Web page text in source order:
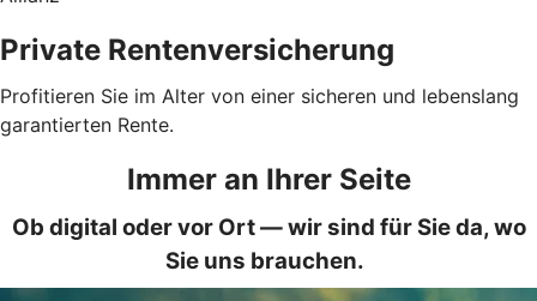
Private Rentenversicherung
Profitieren Sie im Alter von einer sicheren und lebenslang
garantierten Rente.
Immer an Ihrer Seite
Ob digital oder vor Ort — wir sind für Sie da, wo
Sie uns brauchen.